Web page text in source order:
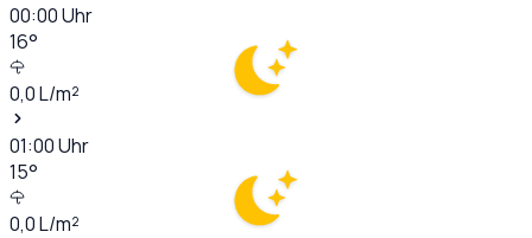
00:00Uhr
16°
0,0L/m²
01:00Uhr
15°
0,0L/m²